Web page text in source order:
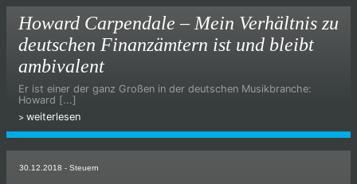
Howard Carpendale – Mein Verhältnis zu
deutschen Finanzämtern ist und bleibt
ambivalent
Er ist einer der ganz Großen in der deutschen Musikbranche:
Howard [...]
weiterlesen
30.12.2018 - Steuern